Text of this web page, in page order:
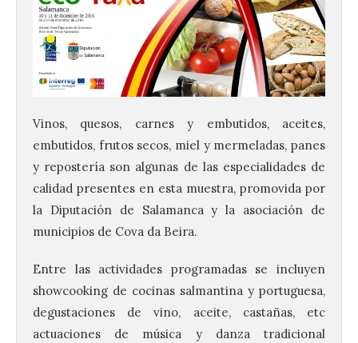
Vinos, quesos, carnes y embutidos, aceites,
embutidos, frutos secos, miel y mermeladas, panes
y repostería son algunas de las especialidades de
calidad presentes en esta muestra, promovida por
la Diputación de Salamanca y la asociación de
municipios de Cova da Beira.
Entre las actividades programadas se incluyen
showcooking de cocinas salmantina y portuguesa,
degustaciones de vino, aceite, castañas, etc
actuaciones de música y danza tradicional